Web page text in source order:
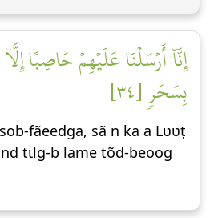
إِنَّآ أَرۡسَلۡنَا عَلَيۡهِمۡ حَاصِبًا
بِسَحَرٖ [٣٤]
fãeedga, sã n ka a Lʋʋṭ
tɩlg-b lame tõd-beoog